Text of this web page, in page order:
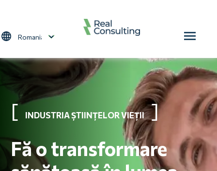
Select your language
INDUSTRIA ȘTIINȚELOR VIEȚII
Fă o transformare